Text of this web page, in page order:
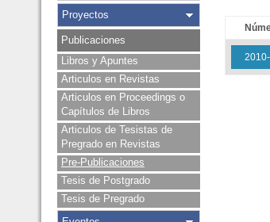
Proyectos
Publicaciones
Libros y Apuntes
Articulos en Revistas
Articulos en Proceedings o
Capítulos de Libros
Articulos de Tesistas de
Pregrado en Revistas
Pre-Publicaciones
Tesis de Postgrado
Tesis de Pregrado